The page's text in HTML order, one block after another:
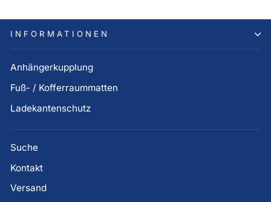
INFORMATIONEN
Anhängerkupplung
Fuß- / Kofferraummatten
Ladekantenschutz
Suche
Kontakt
Versand